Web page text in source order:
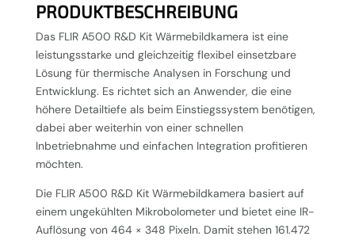
PRODUKTBESCHREIBUNG
Das FLIR A500 R&D Kit Wärmebildkamera ist eine
leistungsstarke und gleichzeitig flexibel einsetzbare
Lösung für thermische Analysen in Forschung und
Entwicklung. Es richtet sich an Anwender, die eine
höhere Detailtiefe als beim Einstiegssystem benötigen,
dabei aber weiterhin von einer schnellen
Inbetriebnahme und einfachen Integration profitieren
möchten.
Die FLIR A500 R&D Kit Wärmebildkamera basiert auf
einem ungekühlten Mikrobolometer und bietet eine IR-
Auflösung von 464 × 348 Pixeln. Damit stehen 161.472